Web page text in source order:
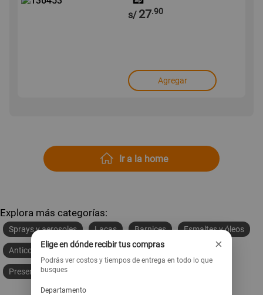
s/ 27.90
Agregar
Ir a la home
Explora más categorías:
Sprays y aerosoles Lacas Barnices Esmaltes y óleos
Anticorrosivos y zincromatos Disolventes
Preservantes y tintes para madera
Elige en dónde recibir tus compras ×
Podrás ver costos y tiempos de entrega en todo lo que
busques
Departamento